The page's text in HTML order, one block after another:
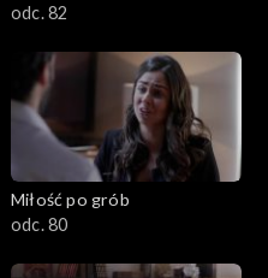
odc. 82
Miłość po grób
odc. 80